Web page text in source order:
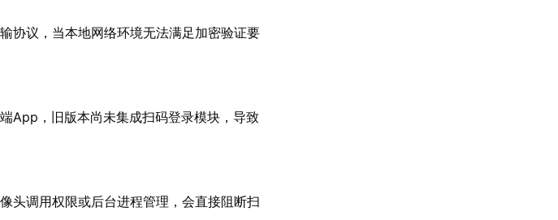
协议，当本地网络环境无法满足加密验证要
App，旧版本尚未集成扫码登录模块，导致
头调用权限或后台进程管理，会直接阻断扫